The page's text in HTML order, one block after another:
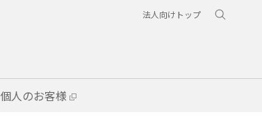
法人向けトップ
個人のお客様